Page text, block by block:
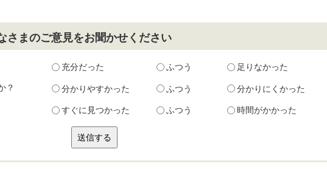
さまのご意見をお聞かせください
充分だった ふつう 足りなかった
？ 分かりやすかった ふつう 分かりにくかった
すぐに見つかった ふつう 時間がかかった